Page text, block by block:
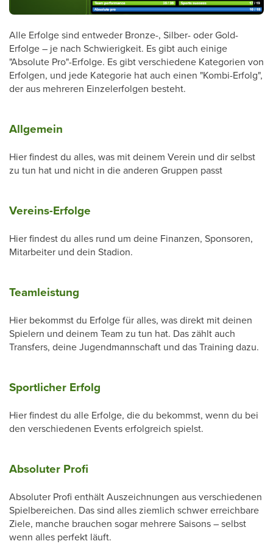
Alle Erfolge sind entweder Bronze-, Silber- oder Gold-
Erfolge – je nach Schwierigkeit. Es gibt auch einige
"Absolute Pro"-Erfolge. Es gibt verschiedene Kategorien von
Erfolgen, und jede Kategorie hat auch einen "Kombi-Erfolg",
der aus mehreren Einzelerfolgen besteht.
Allgemein
Hier findest du alles, was mit deinem Verein und dir selbst
zu tun hat und nicht in die anderen Gruppen passt
Vereins-Erfolge
Hier findest du alles rund um deine Finanzen, Sponsoren,
Mitarbeiter und dein Stadion.
Teamleistung
Hier bekommst du Erfolge für alles, was direkt mit deinen
Spielern und deinem Team zu tun hat. Das zählt auch
Transfers, deine Jugendmannschaft und das Training dazu.
Sportlicher Erfolg
Hier findest du alle Erfolge, die du bekommst, wenn du bei
den verschiedenen Events erfolgreich spielst.
Absoluter Profi
Absoluter Profi enthält Auszeichnungen aus verschiedenen
Spielbereichen. Das sind alles ziemlich schwer erreichbare
Ziele, manche brauchen sogar mehrere Saisons – selbst
wenn alles perfekt läuft.